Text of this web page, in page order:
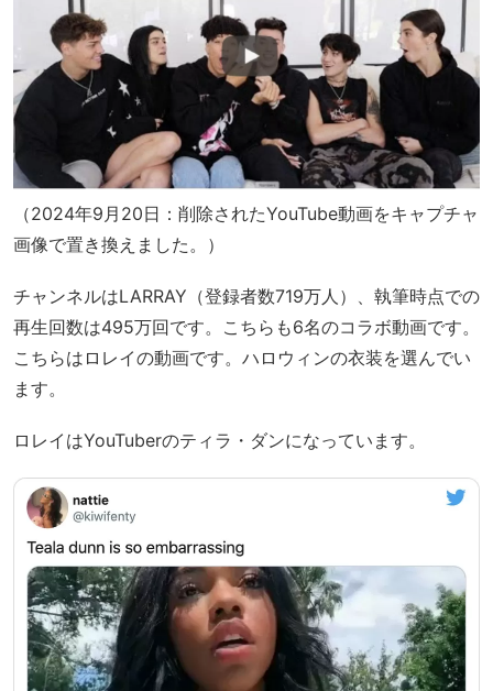
（2024年9月20日：削除されたYouTube動画をキャプチャ
画像で置き換えました。）
チャンネルはLARRAY（登録者数719万人）、執筆時点での
再生回数は495万回です。こちらも6名のコラボ動画です。
こちらはロレイの動画です。ハロウィンの衣装を選んでい
ます。
ロレイはYouTuberのティラ・ダンになっています。